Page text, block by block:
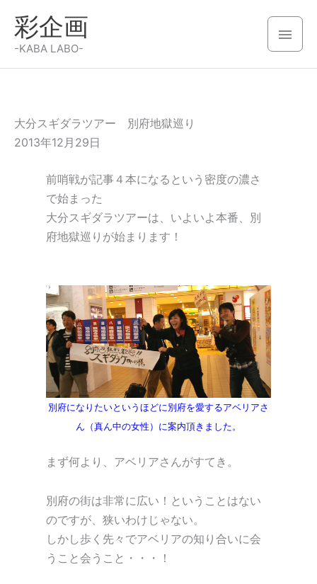
ス
彩企画
-KABA LABO-
メ
イ
大分スギダラツアー 別府地獄巡り
2013年12月29日
前哨戦が記事４本になるという密度の濃さ
で始まった
大分スギダラツアーは、いよいよ本番、別
府地獄巡りが始まります！
別府になりたいというほどに別府を愛するアベリアさ
ん（真ん中の女性）に案内頂きました。
まず何より、アベリアさんがすてき。
別府の街は非常に広い！ということはない
のですが、狭いわけじゃない。
しかし歩く先々でアベリアの知り合いに会
うこと会うこと・・・！